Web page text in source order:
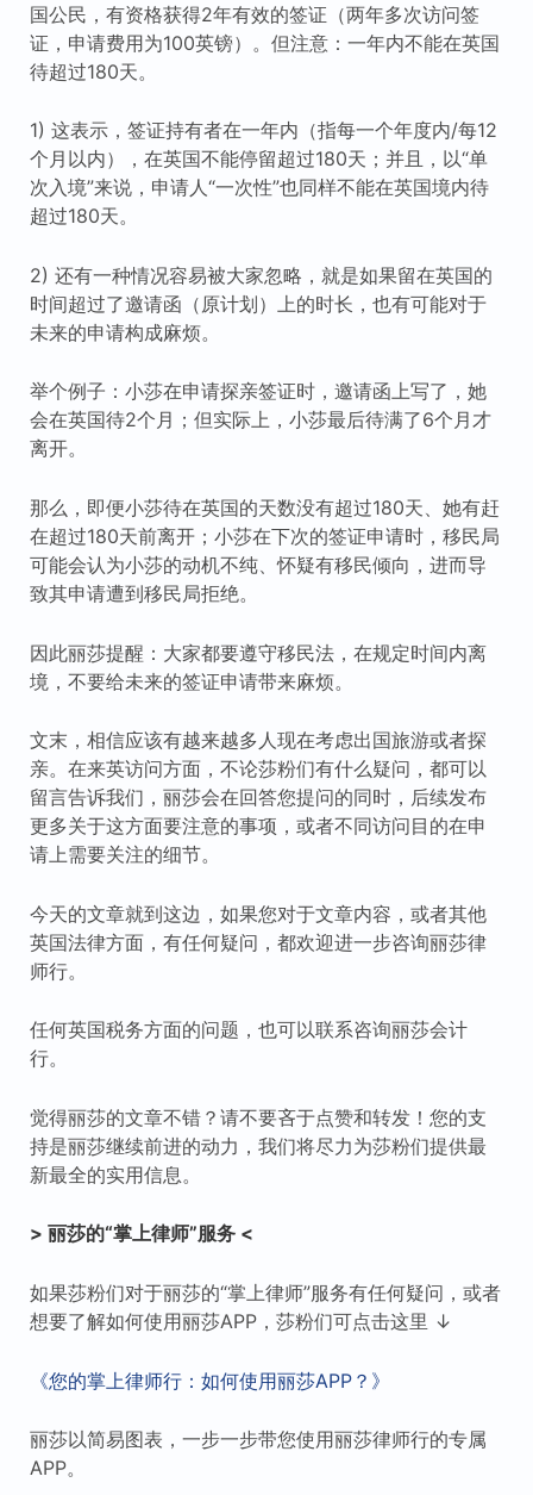
国公民，有资格获得2年有效的签证（两年多次访问签
证，申请费用为100英镑）。但注意：一年内不能在英国
待超过180天。
1) 这表示，签证持有者在一年内（指每一个年度内/每12
个月以内），在英国不能停留超过180天；并且，以“单
次入境”来说，申请人“一次性”也同样不能在英国境内待
超过180天。
2) 还有一种情况容易被大家忽略，就是如果留在英国的
时间超过了邀请函（原计划）上的时长，也有可能对于
未来的申请构成麻烦。
举个例子：小莎在申请探亲签证时，邀请函上写了，她
会在英国待2个月；但实际上，小莎最后待满了6个月才
离开。
那么，即便小莎待在英国的天数没有超过180天、她有赶
在超过180天前离开；小莎在下次的签证申请时，移民局
可能会认为小莎的动机不纯、怀疑有移民倾向，进而导
致其申请遭到移民局拒绝。
因此丽莎提醒：大家都要遵守移民法，在规定时间内离
境，不要给未来的签证申请带来麻烦。
文末，相信应该有越来越多人现在考虑出国旅游或者探
亲。在来英访问方面，不论莎粉们有什么疑问，都可以
留言告诉我们，丽莎会在回答您提问的同时，后续发布
更多关于这方面要注意的事项，或者不同访问目的在申
请上需要关注的细节。
今天的文章就到这边，如果您对于文章内容，或者其他
英国法律方面，有任何疑问，都欢迎进一步咨询丽莎律
师行。
任何英国税务方面的问题，也可以联系咨询丽莎会计
行。
觉得丽莎的文章不错？请不要吝于点赞和转发！您的支
持是丽莎继续前进的动力，我们将尽力为莎粉们提供最
新最全的实用信息。
> 丽莎的“掌上律师”服务 <
如果莎粉们对于丽莎的“掌上律师”服务有任何疑问，或者
想要了解如何使用丽莎APP，莎粉们可点击这里 ↓
《您的掌上律师行：如何使用丽莎APP？》
丽莎以简易图表，一步一步带您使用丽莎律师行的专属
APP。